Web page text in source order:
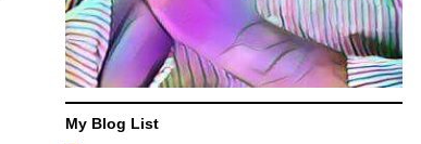
My Blog List